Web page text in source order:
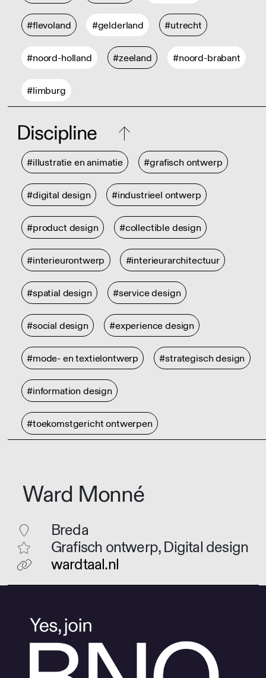
#flevoland #gelderland #utrecht
#noord-holland #zeeland #noord-brabant
#limburg
Discipline
#illustratie en animatie #grafisch ontwerp
#digital design #industrieel ontwerp
#product design #collectible design
#interieurontwerp #interieurarchitectuur
#spatial design #service design
#social design #experience design
#mode- en textielontwerp #strategisch design
#information design
#toekomstgericht ontwerpen
Ward Monné
Breda
Grafisch ontwerp, Digital design
wardtaal.nl